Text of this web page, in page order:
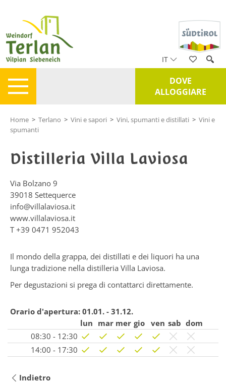
IT
DOVE
ALLOGGIARE
Home > Terlano > Vini e sapori > Vini, spumanti e distillati > Vini e
spumanti
Distilleria Villa Laviosa
Via Bolzano 9
39018 Settequerce
info@villalaviosa.it
www.villalaviosa.it
T +39 0471 952043
Il mondo della grappa, dei distillati e dei liquori ha una
lunga tradizione nella distilleria Villa Laviosa.
Per degustazioni si prega di contattarci direttamente.
Orario d'apertura: 01.01. - 31.12.
lun mar mer gio ven sab dom
08:30 - 12:30
14:00 - 17:30
Indietro